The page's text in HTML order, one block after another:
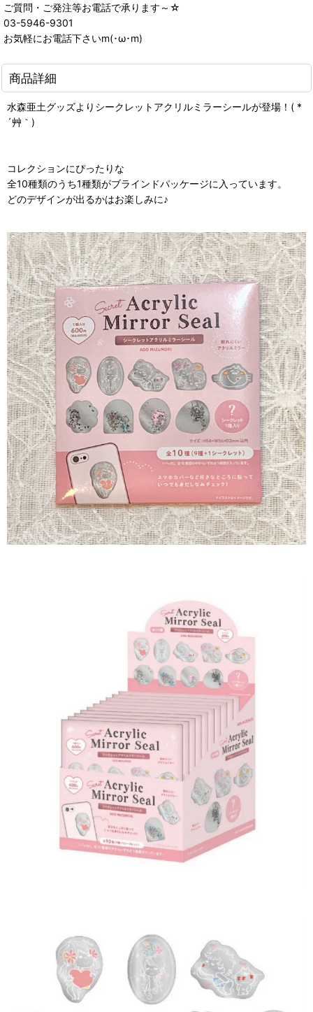
ご質問・ご発注等お電話で承ります～☆
03-5946-9301
お気軽にお電話下さいm(･ω･m)
商品詳細
水森亜土グッズよりシークレットアクリルミラーシールが登場！( *
´艸｀)
コレクションにぴったりな
全10種類のうち1種類がブラインドパッケージに入っています。
どのデザインが出るかはお楽しみに♪